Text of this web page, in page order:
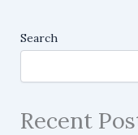
Search
Recent